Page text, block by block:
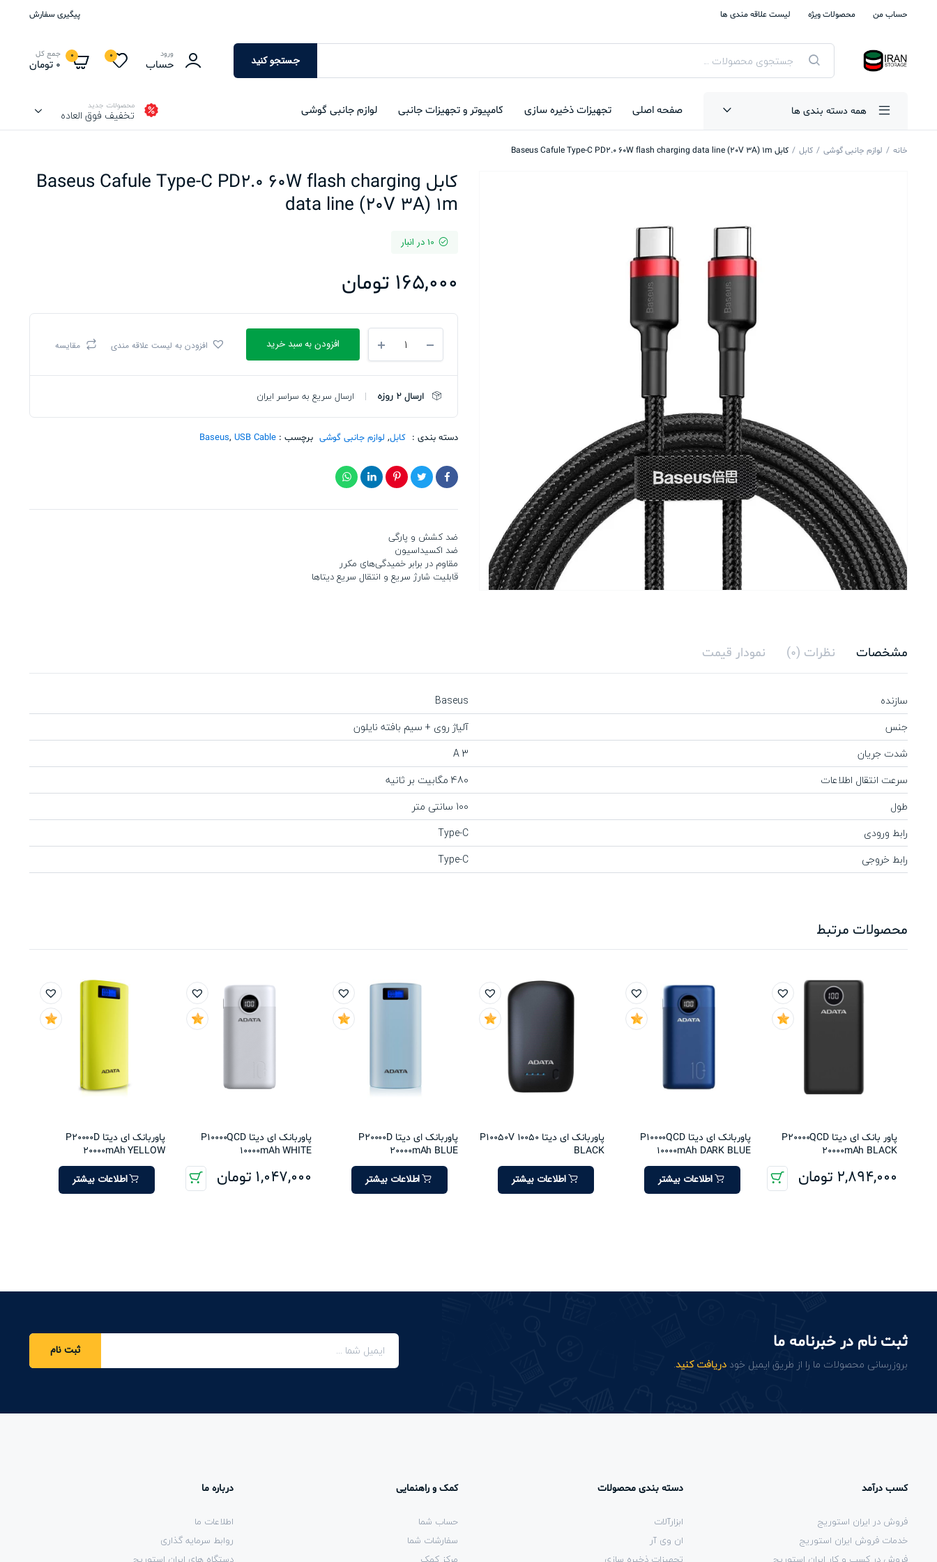
حساب من محصولات ویژه لیست علاقه مندی ها پیگیری سفارش
جستجوی
محصولات
جستجو کنید ورود
حساب
0
0 جمع کل
0 تومان
همه دسته بندی ها صفحه اصلی تجهیزات ذخیره سازی کامپیوتر و تجهیزات جانبی لوازم جانبی گوشی محصولات جدید
تخفیف فوق العاده
خانه لوازم جانبی گوشی کابل کابل Baseus Cafule Type-C PD2.0 60W flash charging data line (20V 3A) 1m
کابل Baseus Cafule Type-C PD2.0 60W flash charging
data line (20V 3A) 1m
10 در انبار
165,000 تومان
Baseus
Cafule
Type-
PD2.0
60W
charging
line
(20V
3A)
1m
افزودن به سبد خرید افزودن به لیست علاقه مندی مقایسه
ارسال 2 روزه ارسال سریع به سراسر ایران
دسته بندی : کابل, لوازم جانبی گوشی برچسب : Baseus, USB Cable
ضد کشش و پارگی
ضد اکسیداسیون
مقاوم در برابر خمیدگی‌های مکرر
قابلیت شارژ سریع و انتقال سریع دیتاها
مشخصات نظرات (0) نمودار قیمت
سازنده
Baseus
جنس
آلیاژ روی + سیم بافته نایلون
شدت جریان
3 A
سرعت انتقال اطلاعات
480 مگابیت بر ثانیه
طول
100 سانتی متر
رابط ورودی
Type-C
رابط خروجی
Type-C
محصولات مرتبط
پاور بانک ای دیتا P20000QCD
20000mAh BLACK
2,894,000 تومان
پاوربانک ای دیتا P10000QCD
10000mAh DARK BLUE
اطلاعات بیشتر
پاوربانک ای دیتا P10050V 10050
BLACK
اطلاعات بیشتر
پاوربانک ای دیتا P20000D
20000mAh BLUE
اطلاعات بیشتر
پاوربانک ای دیتا P10000QCD
10000mAh WHITE
1,047,000 تومان
پاوربانک ای دیتا P20000D
20000mAh YELLOW
اطلاعات بیشتر
ثبت نام در خبرنامه ما
بروزرسانی محصولات ما را از طریق ایمیل خود دریافت کنید.
ثبت نام
کسب درآمد
فروش در ایران استوریج
خدمات فروش ایران استوریج
دسته بندی محصولات
ابزارآلات
ان وی آر
کمک و راهنمایی
حساب شما
سفارشات شما
درباره ما
اطلاعات ما
روابط سرمایه گذاری